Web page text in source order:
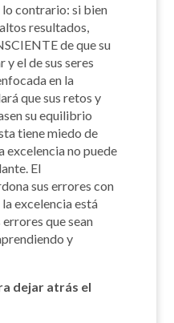
lo contrario: si bien
resultados,
de que su
el de sus seres
en la
que sus retos y
su equilibrio
tiene miedo de
excelencia no puede
El
sus errores con
excelencia está
que sean
y
dejar atrás el